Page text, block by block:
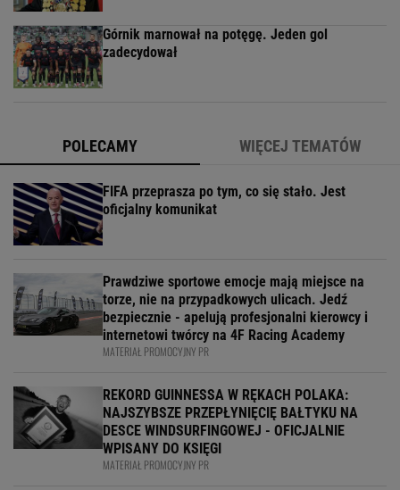
Górnik marnował na potęgę. Jeden gol
zadecydował
POLECAMY WIĘCEJ TEMATÓW
FIFA przeprasza po tym, co się stało. Jest
oficjalny komunikat
Prawdziwe sportowe emocje mają miejsce na
torze, nie na przypadkowych ulicach. Jedź
bezpiecznie - apelują profesjonalni kierowcy i
internetowi twórcy na 4F Racing Academy
MATERIAŁ PROMOCYJNY PR
REKORD GUINNESSA W RĘKACH POLAKA:
NAJSZYBSZE PRZEPŁYNIĘCIĘ BAŁTYKU NA
DESCE WINDSURFINGOWEJ - OFICJALNIE
WPISANY DO KSIĘGI
MATERIAŁ PROMOCYJNY PR